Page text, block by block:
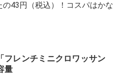
43円（税込）！コスパはかな
フレンチミニクロワッサン
量